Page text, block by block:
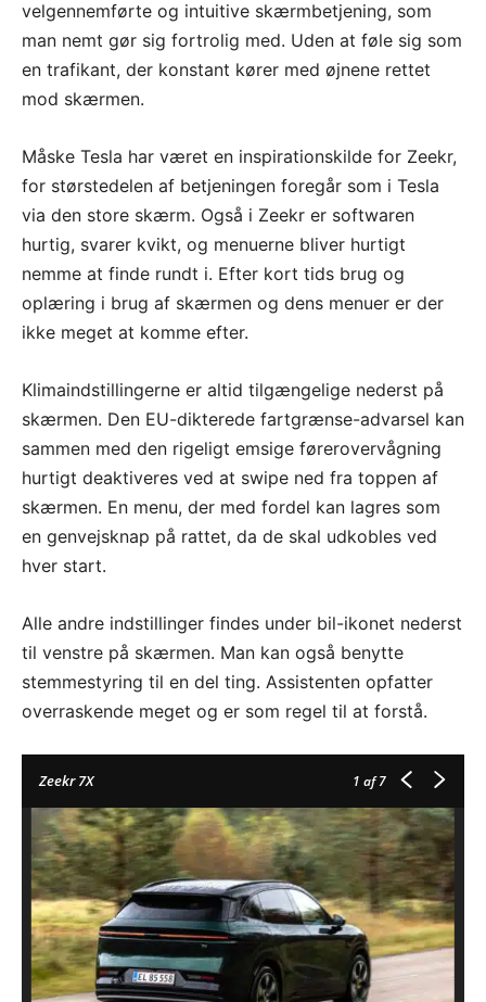
velgennemførte og intuitive skærmbetjening, som
man nemt gør sig fortrolig med. Uden at føle sig som
en trafikant, der konstant kører med øjnene rettet
mod skærmen.
Måske Tesla har været en inspirationskilde for Zeekr,
for størstedelen af betjeningen foregår som i Tesla
via den store skærm. Også i Zeekr er softwaren
hurtig, svarer kvikt, og menuerne bliver hurtigt
nemme at finde rundt i. Efter kort tids brug og
oplæring i brug af skærmen og dens menuer er der
ikke meget at komme efter.
Klimaindstillingerne er altid tilgængelige nederst på
skærmen. Den EU-dikterede fartgrænse-advarsel kan
sammen med den rigeligt emsige førerovervågning
hurtigt deaktiveres ved at swipe ned fra toppen af
skærmen. En menu, der med fordel kan lagres som
en genvejsknap på rattet, da de skal udkobles ved
hver start.
Alle andre indstillinger findes under bil-ikonet nederst
til venstre på skærmen. Man kan også benytte
stemmestyring til en del ting. Assistenten opfatter
overraskende meget og er som regel til at forstå.
Zeekr 7X 1 af 7